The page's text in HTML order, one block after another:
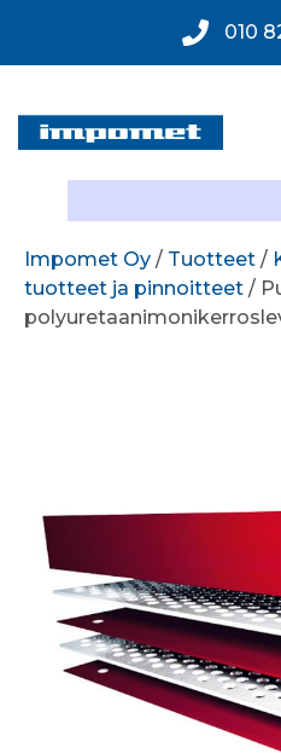
010
Impomet Oy / Tuotteet /
tuotteet ja pinnoitteet /